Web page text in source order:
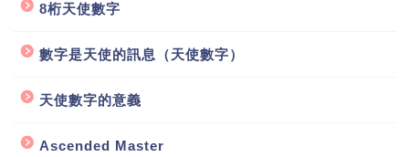
8桁天使數字
數字是天使的訊息（天使數字）
天使數字的意義
Ascended Master